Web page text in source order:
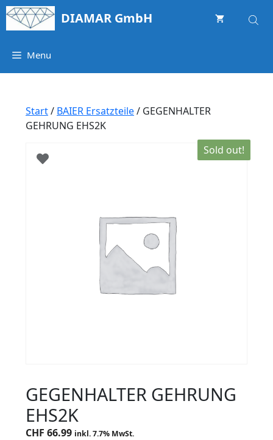
Springe
zum
DIAMAR GmbH
Menu
Start/ BAIER Ersatzteile/ GEGENHALTER
GEHRUNG EHS2K
Sold out!
GEGENHALTER GEHRUNG
EHS2K
CHF 66.99 inkl. 7.7% MwSt.